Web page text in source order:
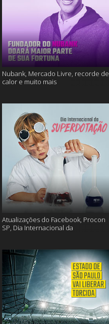
Nubank, Mercado Livre, recorde de
calor e muito mais
Atualizações do Facebook, Procon
SP, Dia Internacional da